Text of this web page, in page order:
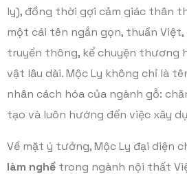
ly), đồng thời gợi cảm giác thân
một cái tên ngắn gọn, thuần
truyền thông, kể chuyện thương
vật lâu dài. Mộc Ly không chỉ là
nhân cách hóa của ngành gỗ:
tạo và luôn hướng đến việc xây
Về mặt ý tưởng, Mộc Ly đại diện
làm nghề trong ngành nội thất